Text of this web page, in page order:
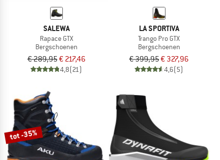
SALEWA
Rapace GTX
Bergschoenen
€ 289,95€ 217,46
4,8(21)
LA SPORTIVA
Trango Pro GTX
Bergschoenen
€ 399,95€ 327,96
4,6(5)
tot -35%